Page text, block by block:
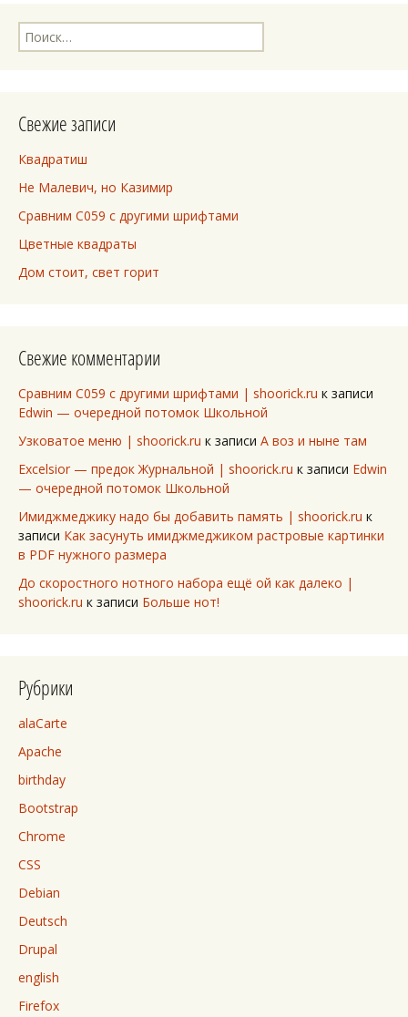
Найти:
Свежие записи
Квадратиш
Не Малевич, но Казимир
Сравним C059 с другими шрифтами
Цветные квадраты
Дом стоит, свет горит
Свежие комментарии
Сравним C059 с другими шрифтами | shoorick.ru к записи
Edwin — очередной потомок Школьной
Узковатое меню | shoorick.ru к записи А воз и ныне там
Excelsior — предок Журнальной | shoorick.ru к записи Edwin
— очередной потомок Школьной
Имиджмеджику надо бы добавить память | shoorick.ru к
записи Как засунуть имиджмеджиком растровые картинки
в PDF нужного размера
До скоростного нотного набора ещё ой как далеко |
shoorick.ru к записи Больше нот!
Рубрики
alaCarte
Apache
birthday
Bootstrap
Chrome
CSS
Debian
Deutsch
Drupal
english
Firefox